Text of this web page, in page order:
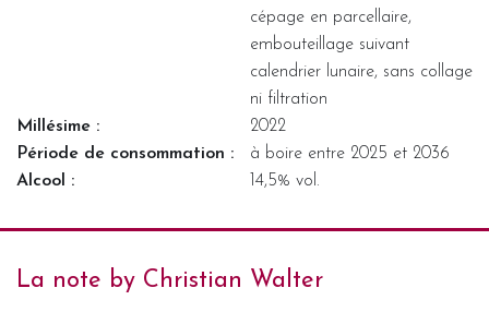
La note by Christian Walter
cépage en parcellaire,
embouteillage suivant
calendrier lunaire, sans collage
ni filtration
Millésime :
2022
Période de consommation :
à boire entre 2025 et 2036
Alcool :
14,5% vol.